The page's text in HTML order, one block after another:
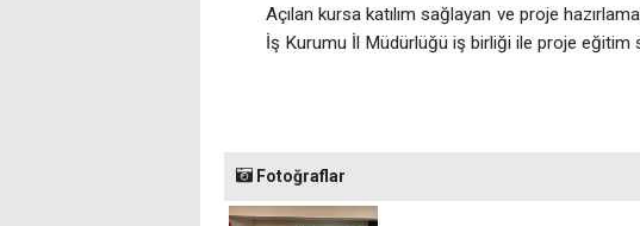
Açılan kursa katılım sağlayan ve proje
İş Kurumu İl Müdürlüğü iş birliği ile proje eğitim
Fotoğraflar